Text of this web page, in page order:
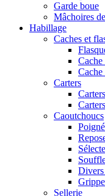
Garde boue
Mâchoires
Habillage
Caches et
Cache
Carters
Caoutchoucs
Sellerie